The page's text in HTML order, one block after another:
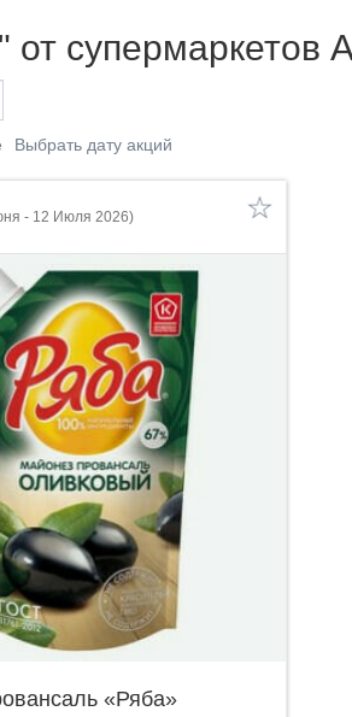
супермаркетов
Выбрать дату акций
- 12 Июля 2026)
«Ряба»